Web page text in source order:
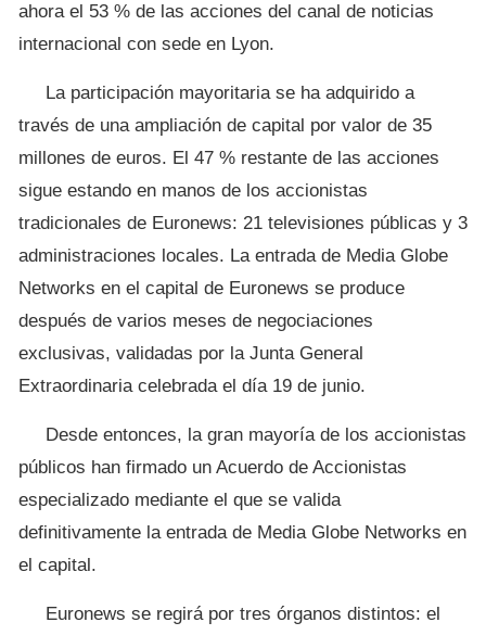
ahora el 53 % de las acciones del canal de noticias
internacional con sede en Lyon.
La participación mayoritaria se ha adquirido a
través de una ampliación de capital por valor de 35
millones de euros. El 47 % restante de las acciones
sigue estando en manos de los accionistas
tradicionales de Euronews: 21 televisiones públicas y 3
administraciones locales. La entrada de Media Globe
Networks en el capital de Euronews se produce
después de varios meses de negociaciones
exclusivas, validadas por la Junta General
Extraordinaria celebrada el día 19 de junio.
Desde entonces, la gran mayoría de los accionistas
públicos han firmado un Acuerdo de Accionistas
especializado mediante el que se valida
definitivamente la entrada de Media Globe Networks en
el capital.
Euronews se regirá por tres órganos distintos: el